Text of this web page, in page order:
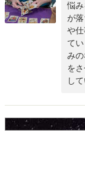
悩
が
や
て
み
を
し